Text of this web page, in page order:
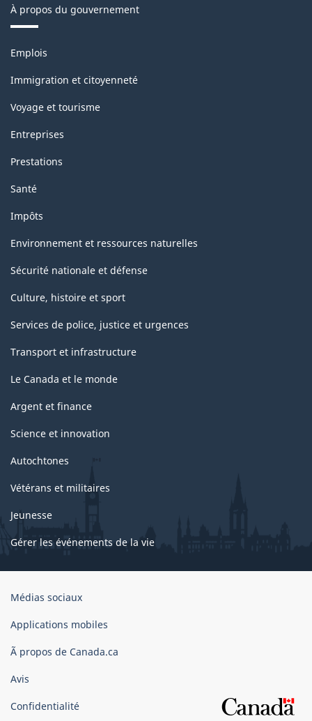
À propos du gouvernement
Thèmes
sujets
Emplois
Immigration et citoyenneté
Voyage et tourisme
Entreprises
Prestations
Santé
Impôts
Environnement et ressources naturelles
Sécurité nationale et défense
Culture, histoire et sport
Services de police, justice et urgences
Transport et infrastructure
Le Canada et le monde
Argent et finance
Science et innovation
Autochtones
Vétérans et militaires
Jeunesse
Gérer les événements de la vie
Organisation
gouvernement
Canada
Médias sociaux
Applications mobiles
Ã propos de Canada.ca
Avis
Confidentialité